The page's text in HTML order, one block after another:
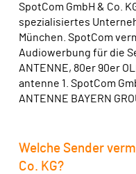
SpotCom GmbH & Co.
spezialisiertes
München. SpotCom
Audiowerbung für die
ANTENNE, 80er 90er
antenne 1. SpotCom
ANTENNE BAYERN
Welche Sender
Co. KG?